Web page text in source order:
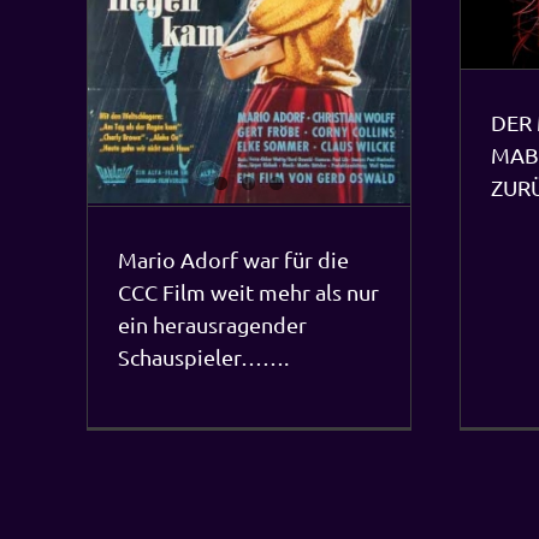
Mario Adorf war für die
CCC Film weit mehr als nur
ein herausragender
Schauspieler…….
DER